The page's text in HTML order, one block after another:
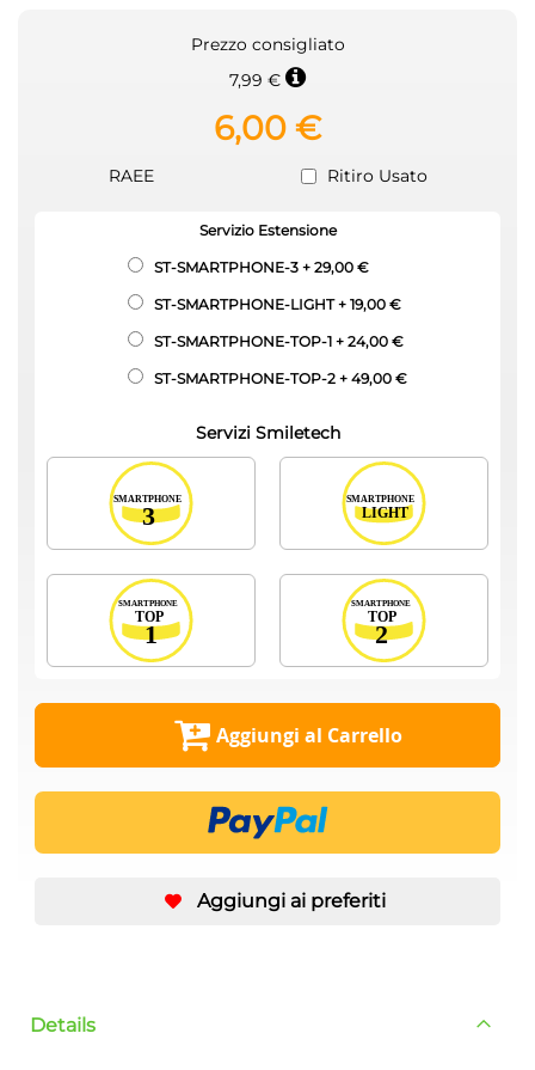
Prezzo consigliato
7,99 €
6,00 €
RAEE Ritiro Usato
Servizio Estensione
ST-SMARTPHONE-3 + 29,00 €
ST-SMARTPHONE-LIGHT+ 19,00 €
ST-SMARTPHONE-TOP-1 + 24,00 €
ST-SMARTPHONE-TOP-2 + 49,00 €
Servizi Smiletech
Aggiungi al Carrello
Aggiungi ai preferiti
Details